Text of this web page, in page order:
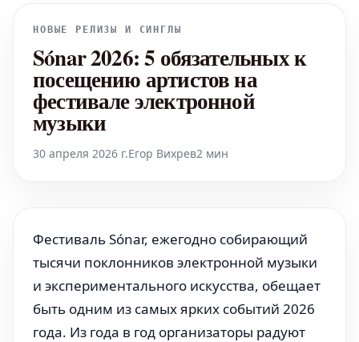
НОВЫЕ РЕЛИЗЫ И СИНГЛЫ
Sónar 2026: 5 обязательных к
посещению артистов на
фестивале электронной
музыки
30 апреля 2026 г.Егор Вихрев2 мин
Фестиваль Sónar, ежегодно собирающий
тысячи поклонников электронной музыки
и экспериментального искусства, обещает
быть одним из самых ярких событий 2026
года. Из года в год организаторы радуют